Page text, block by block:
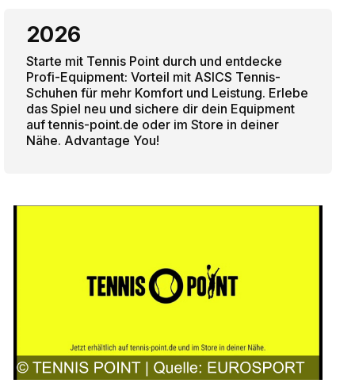
2026
Starte mit Tennis Point durch und entdecke
Profi-Equipment: Vorteil mit ASICS Tennis-
Schuhen für mehr Komfort und Leistung. Erlebe
das Spiel neu und sichere dir dein Equipment
auf tennis-point.de oder im Store in deiner
Nähe. Advantage You!